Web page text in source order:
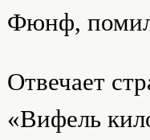
Фюнф,
Отвечает
«Вифель